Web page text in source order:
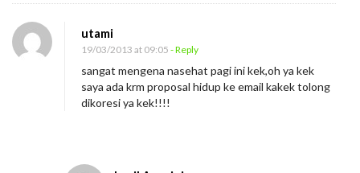
utami
19/03/2013 at 09:05 - Reply
sangat mengena nasehat pagi ini kek,oh ya kek
saya ada krm proposal hidup ke email kakek tolong
dikoresi ya kek!!!!